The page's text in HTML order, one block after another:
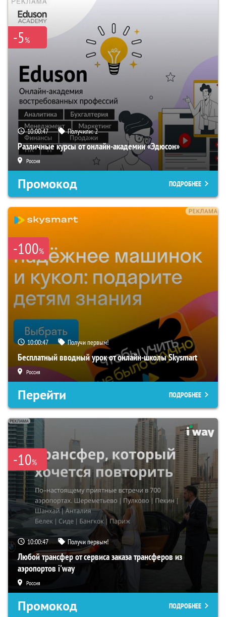
-5%
10:00:46 Получили:2
Различные курсы от онлайн-академии «Эдюсон»
Россия
Промокод ПОДРОБНЕЕ
-100%
10:00:46 Получи первым!
Бесплатный вводный урок от онлайн-школы Skysmart
Россия
Перейти ПОДРОБНЕЕ
-10%
10:00:46 Получи первым!
Любой трансфер от сервиса заказа трансферов из
аэропортов i'way
Россия
Промокод ПОДРОБНЕЕ